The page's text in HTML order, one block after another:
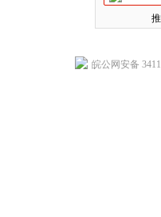
皖公网安备